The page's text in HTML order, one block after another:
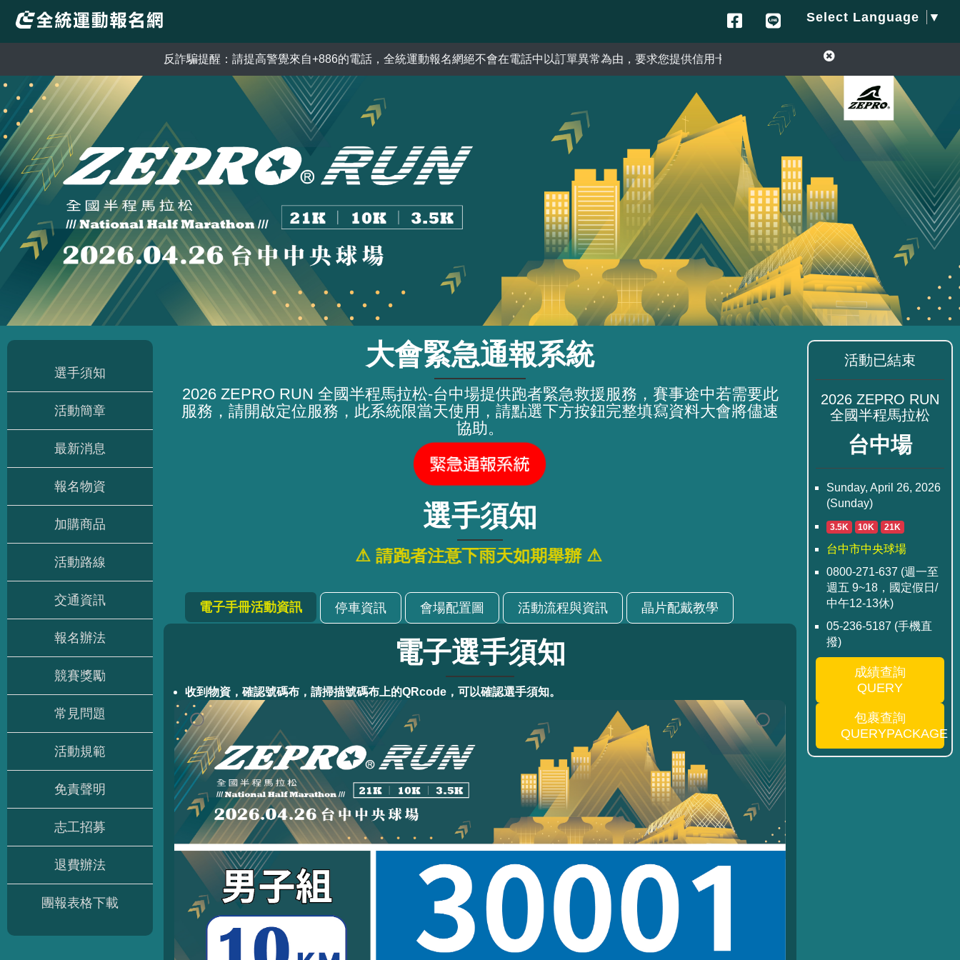
Select Language ▼
反詐騙提醒：請提高警覺來自+886的電話，全統運動報名網絕不會在電話中以訂單異常為由，要求您提供信用卡資訊或ATM匯款操作退款，請勿相信詐騙手法。
選手須知
活動簡章
最新消息
報名物資
加購商品
活動路線
交通資訊
報名辦法
競賽獎勵
常見問題
活動規範
免責聲明
志工招募
退費辦法
團報表格下載
大會緊急通報系統
2026 ZEPRO RUN 全國半程馬拉松-台中場提供跑者緊急救援服務，賽事途中若需要此
服務，請開啟定位服務，此系統限當天使用，請點選下方按鈕完整填寫資料大會將儘速
協助。
選手須知
⚠ 請跑者注意下雨天如期舉辦 ⚠
電子手冊活動資訊 停車資訊 會場配置圖 活動流程與資訊 晶片配戴教學
電子選手須知
收到物資，確認號碼布，請掃描號碼布上的QRcode，可以確認選手須知。
活動已結束
2026 ZEPRO RUN
全國半程馬拉松
台中場
Sunday, April 26, 2026
(Sunday)
3.5K 10K 21K
台中市中央球場
0800-271-637 (週一至
週五 9~18，國定假日/
中午12-13休)
05-236-5187 (手機直
撥)
成績查詢
QUERY
包裹查詢
QUERYPACKAGE